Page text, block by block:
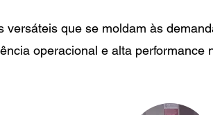
versáteis que se moldam às
operacional e alta performance